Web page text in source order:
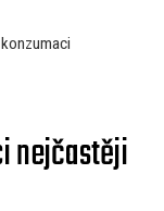
konzumaci
nejčastěji